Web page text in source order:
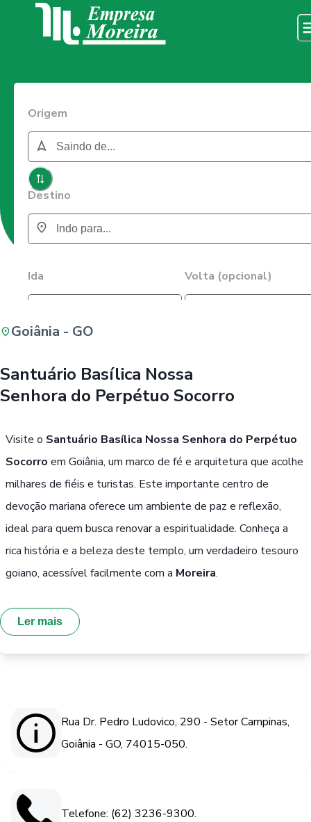
Origem
Destino
Ida Volta (opcional)
i Passe Livre, Idoso ou ID Jovem
Goiânia - GO
Santuário Basílica Nossa
Senhora do Perpétuo Socorro
Visite o Santuário Basílica Nossa Senhora do Perpétuo
Socorro em Goiânia, um marco de fé e arquitetura que acolhe
milhares de fiéis e turistas. Este importante centro de
devoção mariana oferece um ambiente de paz e reflexão,
ideal para quem busca renovar a espiritualidade. Conheça a
rica história e a beleza deste templo, um verdadeiro tesouro
goiano, acessível facilmente com a Moreira.
Ler mais
Rua Dr. Pedro Ludovico, 290 - Setor Campinas,
Goiânia - GO, 74015-050.
Telefone: (62) 3236-9300.